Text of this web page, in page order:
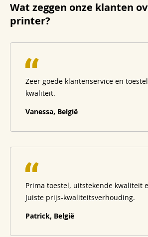
Wat zeggen onze klanten
printer?
Zeer goede klantenservice en
kwaliteit.
Vanessa, België
Prima toestel, uitstekende kwaliteit
Juiste prijs-kwaliteitsverhouding.
Patrick, België